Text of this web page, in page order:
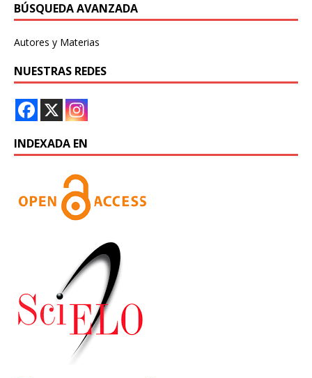
BÚSQUEDA AVANZADA
Autores y Materias
NUESTRAS REDES
INDEXADA EN